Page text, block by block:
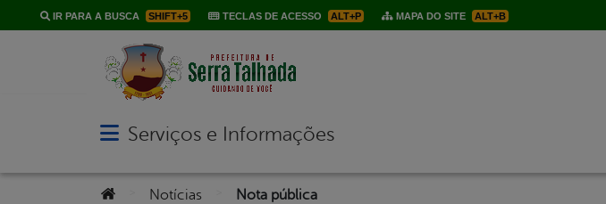
IR PARA A BUSCA SHIFT+5 TECLAS DE ACESSO ALT+P MAPA DO SITE ALT+B
Abrir menu principal de navegação
Serviços e Informações
Você está aqui:
Notícias Nota pública